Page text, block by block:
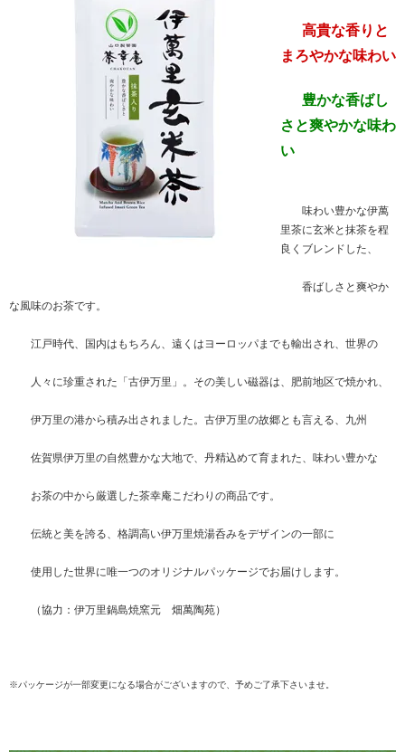
高貴な香りと
まろやかな味わい
豊かな香ばし
さと爽やかな味わ
い
味わい豊かな伊萬
里茶に玄米と抹茶を程
良くブレンドした、
香ばしさと爽やか
な風味のお茶です。
江戸時代、国内はもちろん、遠くはヨーロッパまでも輸出され、世界の
人々に珍重された「古伊万里」。その美しい磁器は、肥前地区で焼かれ、
伊万里の港から積み出されました。古伊万里の故郷とも言える、九州
佐賀県伊万里の自然豊かな大地で、丹精込めて育まれた、味わい豊かな
お茶の中から厳選した茶幸庵こだわりの商品です。
伝統と美を誇る、格調高い伊万里焼湯呑みをデザインの一部に
使用した世界に唯一つのオリジナルパッケージでお届けします。
（協力：伊万里鍋島焼窯元 畑萬陶苑）
※パッケージが一部変更になる場合がございますので、予めご了承下さいませ。